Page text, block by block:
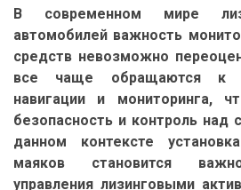
В современном мире
автомобилей важность
средств невозможно
все чаще обращаются к
навигации и мониторинга,
безопасность и контроль над
данном контексте
маяков становится
управления лизинговыми